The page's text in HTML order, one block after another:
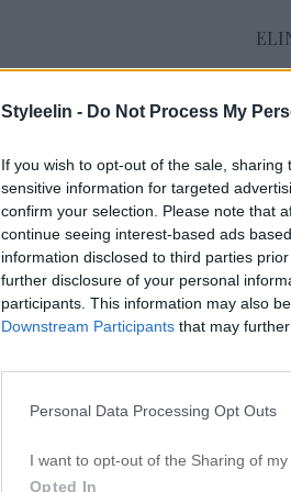
Styleelin - Do Not Process My
If you wish to opt-out of the sale,
sensitive information for targeted
confirm your selection. Please note that
continue seeing interest-based ads
information disclosed to third parties
further disclosure of your personal
participants. This information may also
Downstream Participants that may
Personal Data Processing Opt Outs
I want to opt-out of the Sharing of my
Opted In
NÄR
5 juli 2016, 16:51
Hej vänner!
kommer
vintras.
men nu var